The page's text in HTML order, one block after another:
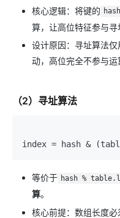
核心逻辑：将键的
算，让高位特征参与寻
设计原因：寻址算法
动，高位完全不参与运
（2）寻址算法
index = hash &
等价于 hash %
算。
核心前提：数组长度